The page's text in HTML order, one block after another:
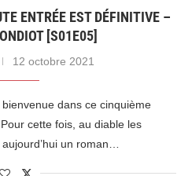
ENTRÉE EST DÉFINITIVE –
[S01E05]
12 octobre 2021
dans ce cinquième
cette fois, au diable les
un roman…